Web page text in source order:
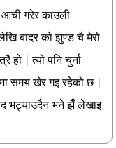
गरेर काउली
बादर को झुण्ड चै मेरो
हो | त्यो पनि चुर्ना
समय खेर गइ रहेको छ |
बेद भट्याउदैन भने झैँ लेखाइ